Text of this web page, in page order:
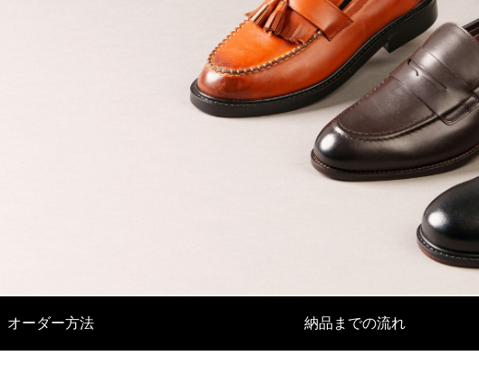
方と小ロット対応の注意点
2024.09.03
とは
バッグOEM製作：マクアケで大成功を収め
たその裏側とは？
オーダー方法 納品までの流れ